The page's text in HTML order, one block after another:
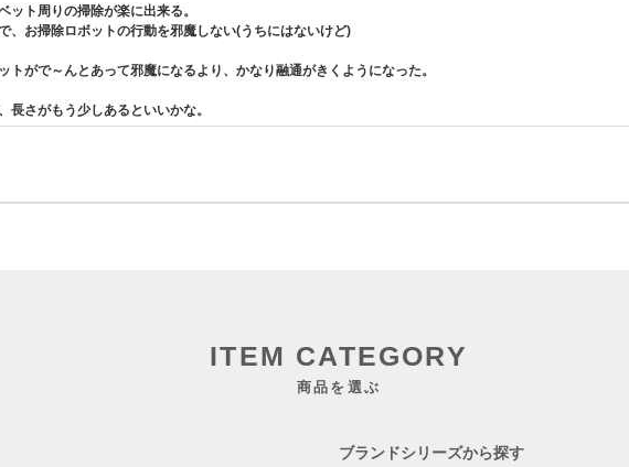
ット周りの掃除が楽に出来る。
、お掃除ロボットの行動を邪魔しない(うちにはないけど)
トがで～んとあって邪魔になるより、かなり融通がきくようになった。
長さがもう少しあるといいかな。